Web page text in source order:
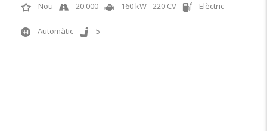
Nou 20.000 160 kW - 220 CV Elèctric
Automàtic 5